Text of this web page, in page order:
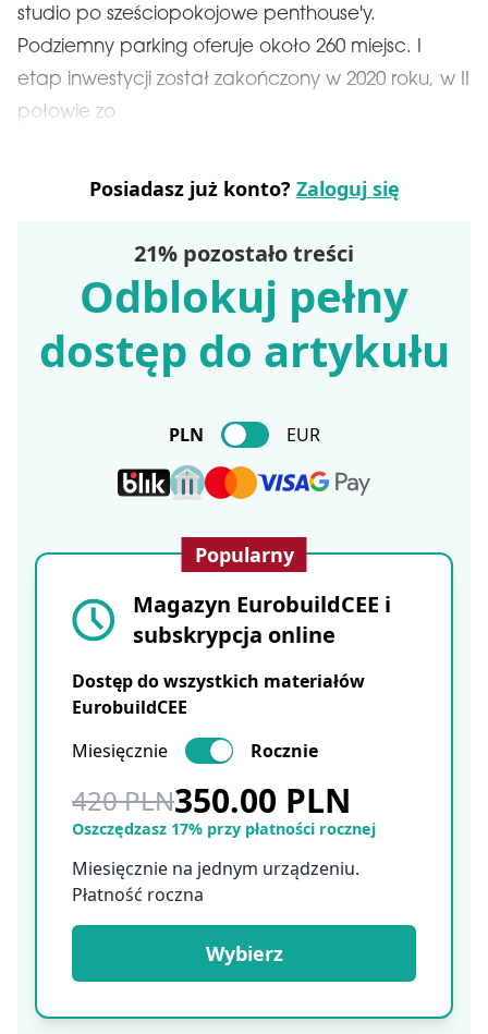
studio po sześciopokojowe penthouse'y.
Podziemny parking oferuje około 260 miejsc. I
etap inwestycji został zakończony w 2020 roku, w II
połowie zo
Posiadasz już konto? Zaloguj się
21% pozostało treści
Odblokuj pełny
dostęp do artykułu
PLN EUR
Popularny
Magazyn EurobuildCEE i
subskrypcja online
Dostęp do wszystkich materiałów
EurobuildCEE
Miesięcznie
Rocznie
420 PLN350.00 PLN
Oszczędzasz 17% przy płatności rocznej
Miesięcznie na jednym urządzeniu.
Płatność roczna
Wybierz